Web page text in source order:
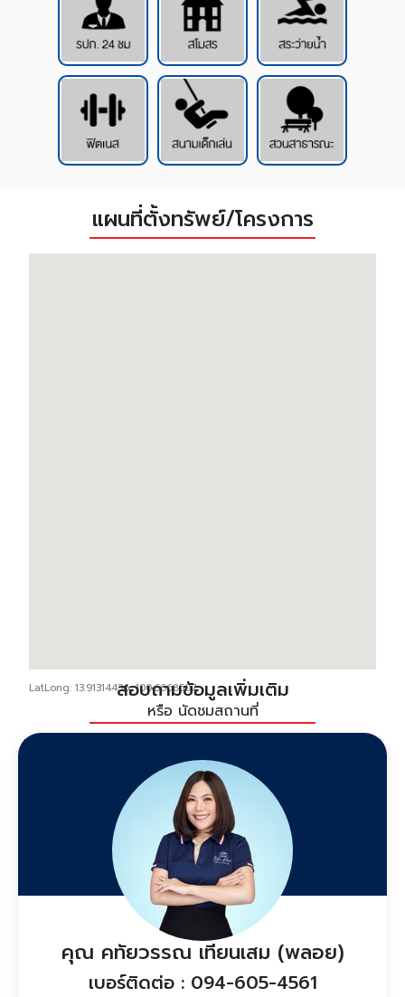
แผนที่ตั้งทรัพย์/โครงการ
LatLong: 13.91314436, 100.6668507สอบถามข้อมูลเพิ่มเติม
หรือ นัดชมสถานที่
คุณ คทัยวรรณ เทียนเสม (พลอย)
เบอร์ติดต่อ : 094-605-4561